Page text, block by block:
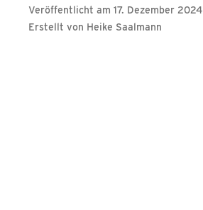
Veröffentlicht am 17. Dezember 2024
Erstellt von Heike Saalmann